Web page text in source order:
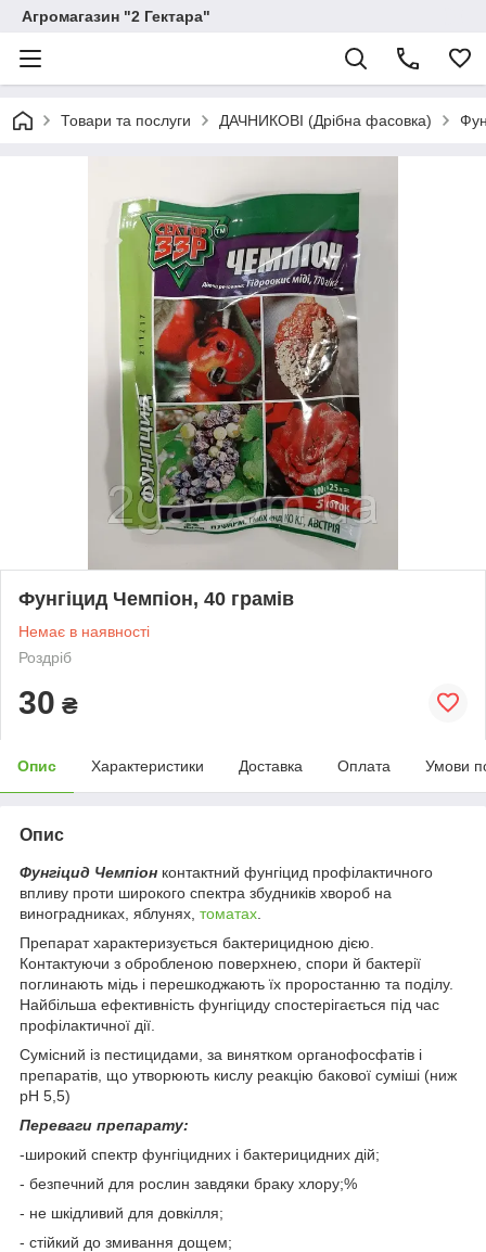
Агромагазин "2 Гектара"
Товари та послуги ДАЧНИКОВІ (Дрібна фасовка)
Фунгіцид Чемпіон, 40 грамів
Немає в наявності
Роздріб
30 ₴
Опис Характеристики Доставка Оплата Умови
Опис
Фунгіцид Чемпіон контактний фунгіцид профілактичного
впливу проти широкого спектра збудників хвороб на
виноградниках, яблунях, томатах
Препарат характеризується бактерицидною дією.
Контактуючи з обробленою поверхнею, спори й бактерії
поглинають мідь і перешкоджають їх проростанню та поділу.
Найбільша ефективність фунгіциду спостерігається під час
профілактичної дії.
Сумісний із пестицидами, за винятком органофосфатів і
препаратів, що утворюють кислу реакцію бакової суміші (ниж
рН 5,5)
Переваги препарату:
-широкий спектр фунгіцидних і бактерицидних дій;
- безпечний для рослин завдяки браку хлору;%
- не шкідливий для довкілля;
- стійкий до змивання дощем;